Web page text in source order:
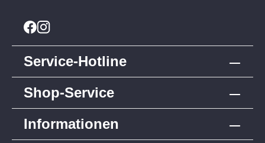
Service-Hotline
Shop-Service
Informationen